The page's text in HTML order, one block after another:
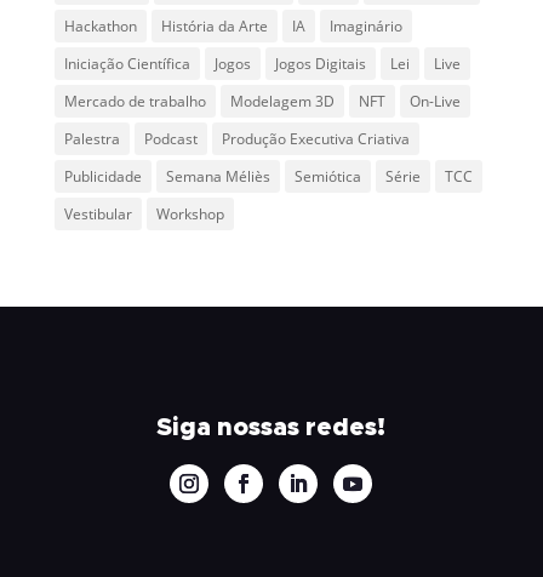
Hackathon
História da Arte IA
Imaginário
Iniciação Científica
Jogos Jogos Digitais Lei
Live
Mercado de trabalho
Modelagem 3D NFT
On-Live
Palestra
Podcast
Produção Executiva Criativa
Publicidade
Semana Méliès Semiótica Série
TCC
Vestibular
Workshop
Siga nossas redes!